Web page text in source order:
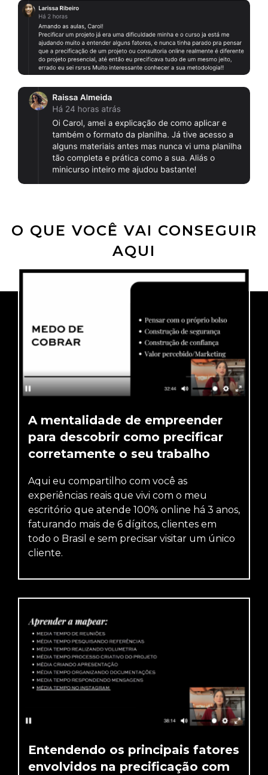
O QUE VOCÊ VAI CONSEGUIR
AQUI
A mentalidade de empreender
para descobrir como precificar
corretamente o seu trabalho
Aqui eu compartilho com você as
experiências reais que vivi com o meu
escritório que atende 100% online há 3 anos,
faturando mais de 6 dígitos, clientes em
todo o Brasil e sem precisar visitar um único
cliente.
Entendendo os principais fatores
envolvidos na precificação com